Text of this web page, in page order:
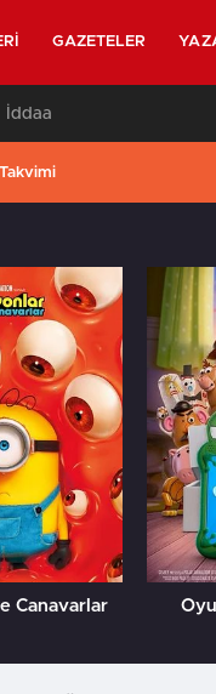
GAZETELER
İddaa
Canavarlar